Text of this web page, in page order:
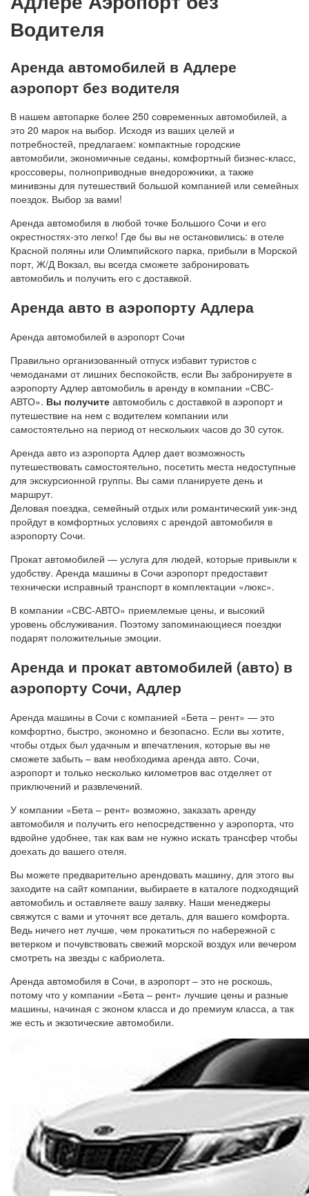
Водителя
Аренда автомобилей в Адлере
аэропорт без водителя
В нашем автопарке более 250 современных автомобилей, а
это 20 марок на выбор. Исходя из ваших целей и
потребностей, предлагаем: компактные городские
автомобили, экономичные седаны, комфортный бизнес-класс,
кроссоверы, полноприводные внедорожники, а также
минивэны для путешествий большой компанией или семейных
поездок. Выбор за вами!
Аренда автомобиля в любой точке Большого Сочи и его
окрестностях-это легко! Где бы вы не остановились: в отеле
Красной поляны или Олимпийского парка, прибыли в Морской
порт, Ж/Д Вокзал, вы всегда сможете забронировать
автомобиль и получить его с доставкой.
Аренда авто в аэропорту Адлера
Аренда автомобилей в аэропорт Сочи
Правильно организованный отпуск избавит туристов с
чемоданами от лишних беспокойств, если Вы забронируете в
аэропорту Адлер автомобиль в аренду в компании «СВС-
АВТО». Вы получите автомобиль с доставкой в аэропорт и
путешествие на нем с водителем компании или
самостоятельно на период от нескольких часов до 30 суток.
Аренда авто из аэропорта Адлер дает возможность
путешествовать самостоятельно, посетить места недоступные
для экскурсионной группы. Вы сами планируете день и
маршрут.
Деловая поездка, семейный отдых или романтический уик-энд
пройдут в комфортных условиях с арендой автомобиля в
аэропорту Сочи.
Прокат автомобилей — услуга для людей, которые привыкли к
удобству. Аренда машины в Сочи аэропорт предоставит
технически исправный транспорт в комплектации «люкс».
В компании «СВС-АВТО» приемлемые цены, и высокий
уровень обслуживания. Поэтому запоминающиеся поездки
подарят положительные эмоции.
Аренда и прокат автомобилей (авто) в
аэропорту Сочи, Адлер
Аренда машины в Сочи с компанией «Бета – рент» — это
комфортно, быстро, экономно и безопасно. Если вы хотите,
чтобы отдых был удачным и впечатления, которые вы не
сможете забыть – вам необходима аренда авто. Сочи,
аэропорт и только несколько километров вас отделяет от
приключений и развлечений.
У компании «Бета – рент» возможно, заказать аренду
автомобиля и получить его непосредственно у аэропорта, что
вдвойне удобнее, так как вам не нужно искать трансфер чтобы
доехать до вашего отеля.
Вы можете предварительно арендовать машину, для этого вы
заходите на сайт компании, выбираете в каталоге подходящий
автомобиль и оставляете вашу заявку. Наши менеджеры
свяжутся с вами и уточнят все деталь, для вашего комфорта.
Ведь ничего нет лучше, чем прокатиться по набережной с
ветерком и почувствовать свежий морской воздух или вечером
смотреть на звезды с кабриолета.
Аренда автомобиля в Сочи, в аэропорт – это не роскошь,
потому что у компании «Бета – рент» лучшие цены и разные
машины, начиная с эконом класса и до премиум класса, а так
же есть и экзотические автомобили.